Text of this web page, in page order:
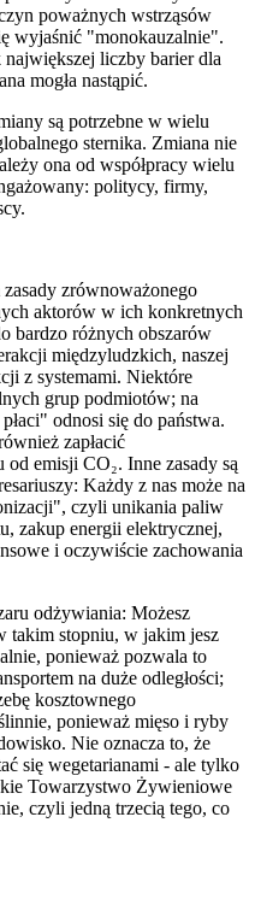
poważnych wstrząsów
wyjaśnić "monokauzalnie".
największej liczby barier dla
mogła nastąpić.
są potrzebne w wielu
sternika. Zmiana nie
ona od współpracy wielu
politycy, firmy,
zasady zrównoważonego
aktorów w ich konkretnych
bardzo różnych obszarów
międzyludzkich, naszej
z systemami. Niektóre
grup podmiotów; na
odnosi się do państwa.
zapłacić
emisji CO₂. Inne zasady są
Każdy z nas może na
czyli unikania paliw
zakup energii elektrycznej,
i oczywiście zachowania
odżywiania: Możesz
takim stopniu, w jakim jesz
ponieważ pozwala to
na duże odległości;
kosztownego
ponieważ mięso i ryby
Nie oznacza to, że
się wegetarianami - ale tylko
Towarzystwo Żywieniowe
czyli jedną trzecią tego, co